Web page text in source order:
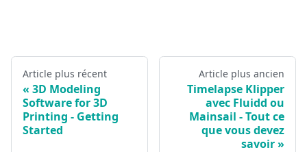
Article plus récent
3D Modeling
Software for 3D
Printing - Getting
Started
Article plus ancien
Timelapse Klipper
avec Fluidd ou
Mainsail - Tout ce
que vous devez
savoir